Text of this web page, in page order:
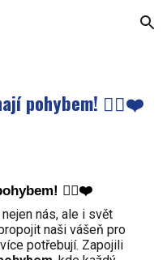
Skip to navigation
pohybem! 🏃‍♂️❤️
🏃‍♂️❤️
nás, ale i svět
naši vášeň pro
potřebují. Zapojili